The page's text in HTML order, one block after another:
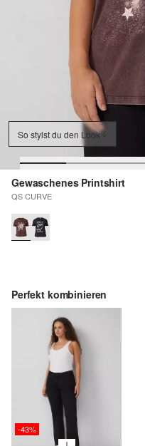
So stylst du den Look
Gewaschenes Printshirt
QS CURVE
Perfekt kombinieren
-43%